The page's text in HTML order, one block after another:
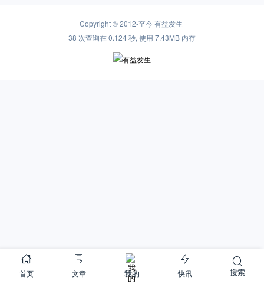
Copyright © 2012-至今有益发生
38 次查询在 0.124 秒, 使用 7.43MB 内存
首页 文章 我的 快讯 搜索